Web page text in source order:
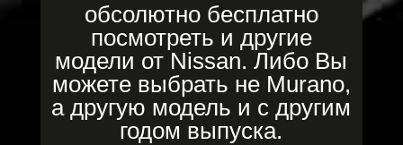
обсолютно бесплатно
посмотреть и другие
модели от Nissan. Либо Вы
можете выбрать не Murano,
а другую модель и с другим
годом выпуска.